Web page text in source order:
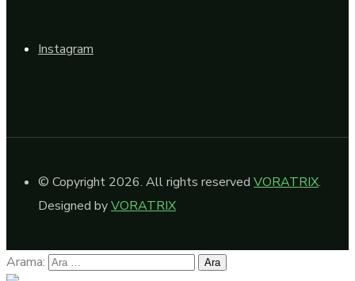
Instagram
© Copyright 2026. All rights reserved VORATRIX.
Designed byVORATRIX
Arama: